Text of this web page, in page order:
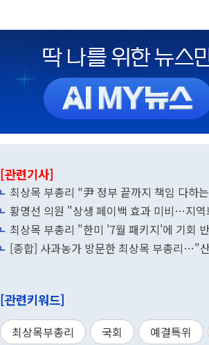
[관련기사]
최상목 부총리 "尹 정부 끝까지 책임 다하
황명선 의원 "상생 페이백 효과 미비…지
최상목 부총리 "한미 '7월 패키지'에 기회
[종합] 사과농가 방문한 최상목 부총리…"
[관련키워드]
최상목부총리 국회 예결특위